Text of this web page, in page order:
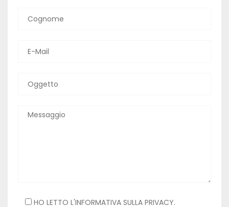
HO LETTO L'INFORMATIVA SULLA PRIVACY.